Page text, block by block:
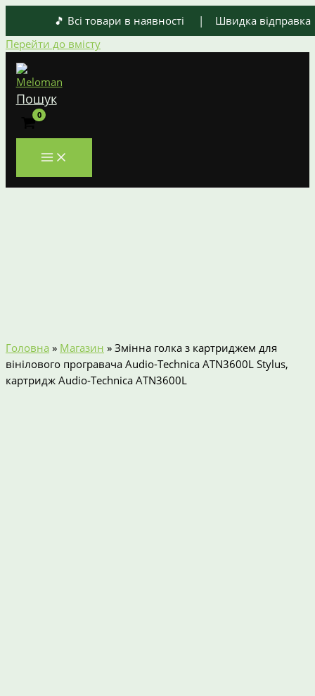
🎵 Всі товари в наявності | Швидка
Перейти до вмісту
Пошук
Головна » Магазин » Змінна голка з картриджем для
вінілового програвача Audio-Technica ATN3600L Stylus,
картридж Audio-Technica ATN3600L